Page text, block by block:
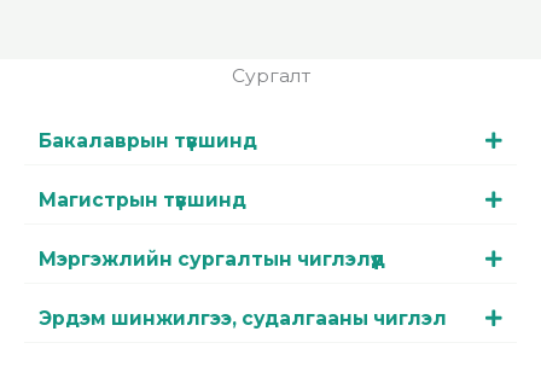
Сургалт
Бакалаврын түвшинд
Магистрын түвшинд
Мэргэжлийн сургалтын чиглэлүүд
Эрдэм шинжилгээ, судалгааны чиглэл